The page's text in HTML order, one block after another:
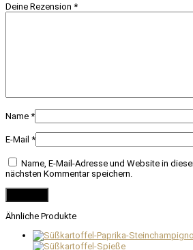
Deine Rezension *
Name *
E-Mail *
Name, E-Mail-Adresse und Website in
nächsten Kommentar speichern.
Ähnliche Produkte